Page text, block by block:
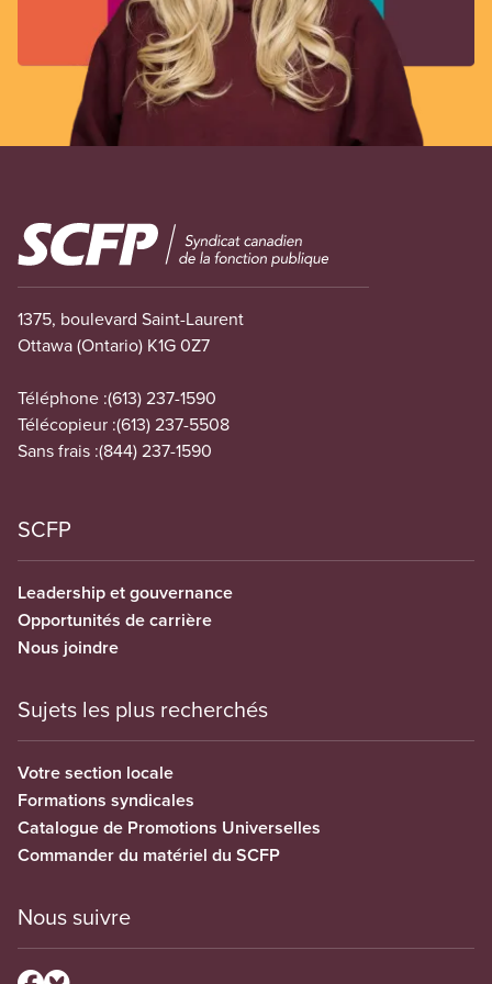
Image
1375, boulevard Saint-Laurent
Ottawa (Ontario) K1G 0Z7
Téléphone :(613) 237-1590
Télécopieur :(613) 237-5508
Sans frais :(844) 237-1590
SCFP
Leadership et gouvernance
Opportunités de carrière
Nous joindre
Sujets les plus recherchés
Votre section locale
Formations syndicales
Catalogue de Promotions Universelles
Commander du matériel du SCFP
Nous suivre